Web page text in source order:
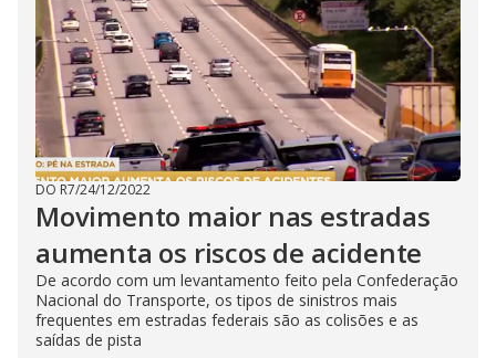
DO R7/24/12/2022
Movimento maior nas estradas
aumenta os riscos de acidente
De acordo com um levantamento feito pela Confederação
Nacional do Transporte, os tipos de sinistros mais
frequentes em estradas federais são as colisões e as
saídas de pista